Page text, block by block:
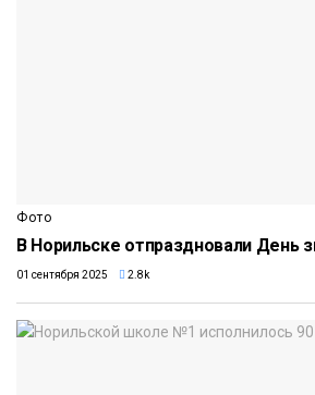
Фото
В Норильске отпраздновали День
01 сентября 2025 2.8k